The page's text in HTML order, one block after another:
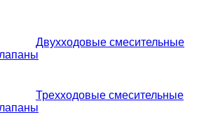
Двухходовые смесительные
Трехходовые смесительные